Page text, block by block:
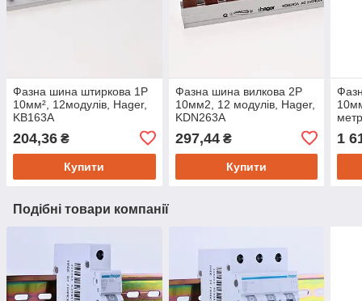
Фазна шина штиркова 1P
10мм², 12модулів, Hager,
KB163A
204,36 ₴
Купити
Фазна шина вилкова 2P
10мм2, 12 модулів, Hager,
KDN263A
297,44₴
Купити
1
Подібні товари компанії